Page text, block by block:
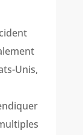
Unis,